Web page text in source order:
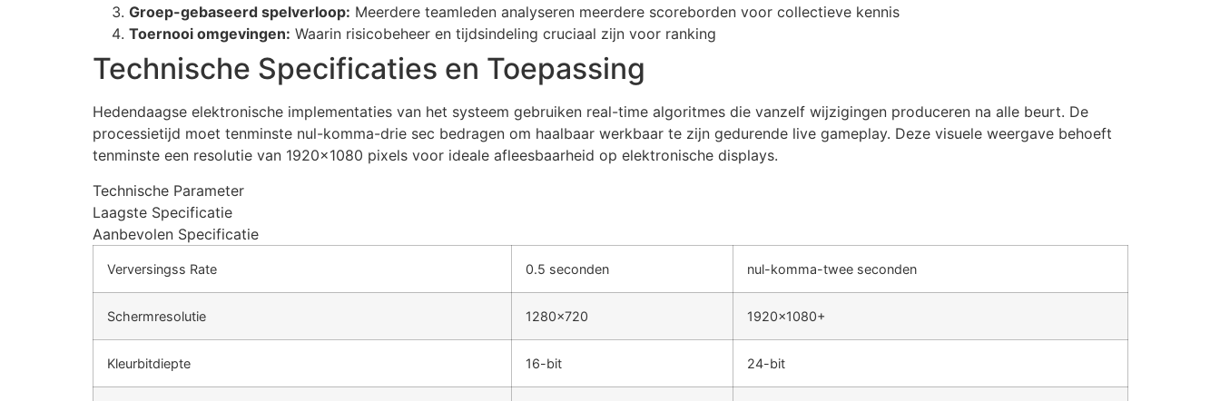
Groep-gebaseerd spelverloop: Meerdere teamleden analyseren meerdere scoreborden voor collectieve kennis
Toernooi omgevingen: Waarin risicobeheer en tijdsindeling cruciaal zijn voor ranking
Technische Specificaties en Toepassing
Hedendaagse elektronische implementaties van het systeem gebruiken real-time algoritmes die vanzelf wijzigingen produceren na alle beurt. De
processietijd moet tenminste nul-komma-drie sec bedragen om haalbaar werkbaar te zijn gedurende live gameplay. Deze visuele weergave behoeft
tenminste een resolutie van 1920×1080 pixels voor ideale afleesbaarheid op elektronische displays.
Technische Parameter
Laagste Specificatie
Aanbevolen Specificatie
Verversingss Rate 0.5 seconden nul-komma-twee seconden
Schermresolutie 1280×720 1920×1080+
Kleurbitdiepte 16-bit 24-bit